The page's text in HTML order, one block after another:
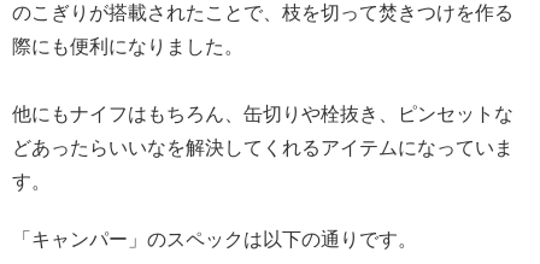
のこぎりが搭載されたことで、枝を切って焚きつけを作る
際にも便利になりました。
他にもナイフはもちろん、缶切りや栓抜き、ピンセットな
どあったらいいなを解決してくれるアイテムになっていま
す。
「キャンパー」のスペックは以下の通りです。